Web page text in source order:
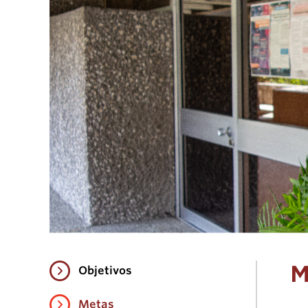
Objetivos
Metas